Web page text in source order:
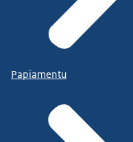
Papiamentu